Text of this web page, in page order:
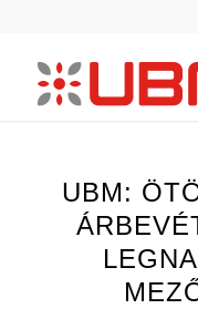
UBM: